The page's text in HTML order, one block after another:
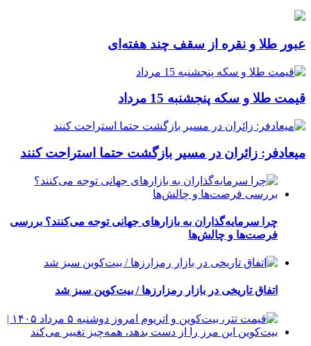
عبور طلا و نقره از سقف چند هفته‌ای
قیمت طلا و سکه پنجشنبه 15 مرداد
میعادفر: زائران در مسیر بازگشت حتما استراحت کنند
چرا سرمایه‌گذاران به بازارهای جهانی توجه می‌کنند؟ بررسی
فرصت‌ها و چالش‌ها
اتفاق تاریخی در بازار رمزارزها / بیت‌کوین سبز شد